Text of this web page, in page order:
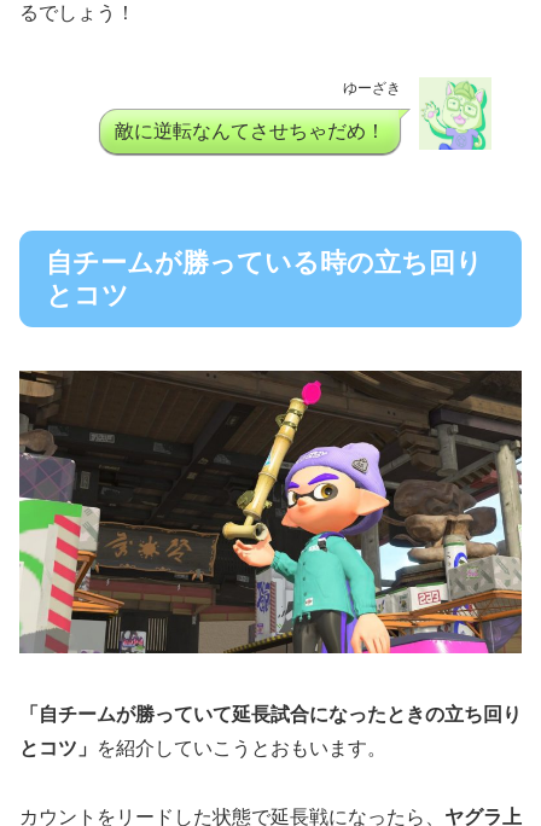
るでしょう！
ゆーざき
敵に逆転なんてさせちゃだめ！
自チームが勝っている時の立ち回り
とコツ
「自チームが勝っていて延長試合になったときの立ち回り
とコツ」
を紹介していこうとおもいます。
カウントをリードした状態で延長戦になったら、 ヤグラ上